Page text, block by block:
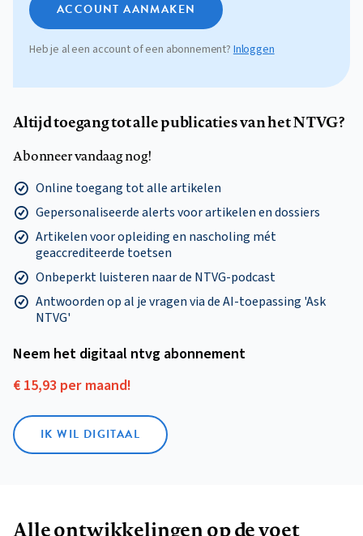
ACCOUNT AANMAKEN
Heb je al een account of een abonnement?Inloggen
Altijd toegang tot alle publicaties van het NTVG?
Abonneer vandaag nog!
Online toegang tot alle artikelen
Gepersonaliseerde alerts voor artikelen en dossiers
Artikelen voor opleiding en nascholing mét
geaccrediteerde toetsen
Onbeperkt luisteren naar de NTVG-podcast
Antwoorden op al je vragen via de AI-toepassing 'Ask
NTVG'
Neem het digitaal ntvg abonnement
€ 15,93 per maand!
IK WIL DIGITAAL
Alle ontwikkelingen op de voet